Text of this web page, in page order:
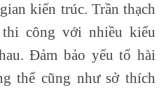
kiến trúc. Trần thạch
công với nhiều kiểu
Đảm bảo yếu tố hài
thể cũng như sở thích